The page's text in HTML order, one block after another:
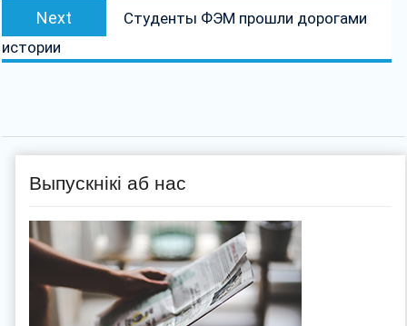
Next
post:
Студенты ФЭМ прошли дорогами
истории
Выпускнікі аб нас